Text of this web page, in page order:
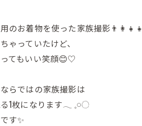
のお着物を使った家族撮影
ゃっていたけど、
てもいい笑顔😊♡
らではの家族撮影は
1枚になります𓂃 𓈒𓏸◌‬
す✨️